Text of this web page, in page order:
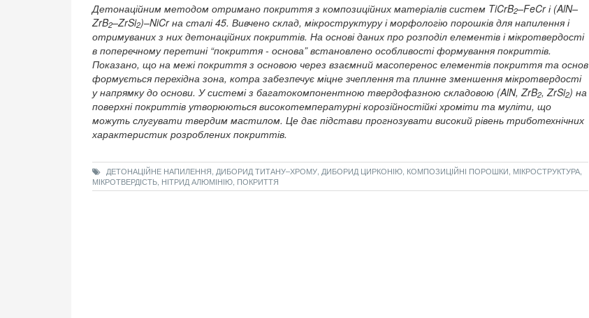
Детонаційним методом отримано покриття з композиційних матеріалів систем TiCrB2–FeCr і (AlN–
ZrB2–ZrSi2)–NiCr на сталі 45. Вивчено склад, мікроструктуру і морфологію порошків для напилення і
отримуваних з них детонаційних покриттів. На основі даних про розподіл елементів і мікротвердості
в поперечному перетині “покриття - основа” встановлено особливості формування покриттів.
Показано, що на межі покриття з основою через взаємний масоперенос елементів покриття та основ
формується перехідна зона, котра забезпечує міцне зчеплення та плинне зменшення мікротвердості
у напрямку до основи. У системі з багатокомпонентною твердофазною складовою (AlN, ZrB2, ZrSi2) на
поверхні покриттів утворюються високотемпературні корозійностійкі хроміти та муліти, що
можуть слугувати твердим мастилом. Це дає підстави прогнозувати високий рівень триботехнічних
характеристик розроблених покриттів.
ДЕТОНАЦІЙНЕ НАПИЛЕННЯ, ДИБОРИД ТИТАНУ–ХРОМУ, ДИБОРИД ЦИРКОНІЮ, КОМПОЗИЦІЙНІ ПОРОШКИ, МІКРОСТРУКТУРА,
МІКРОТВЕРДІСТЬ, НІТРИД АЛЮМІНІЮ, ПОКРИТТЯ